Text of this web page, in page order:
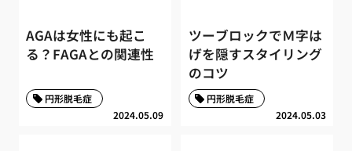
AGAは女性にも起こ
る？FAGAとの関連性
2024.05.09
円形脱毛症
ツーブロックでＭ字は
げを隠すスタイリング
のコツ
2024.05.03
円形脱毛症